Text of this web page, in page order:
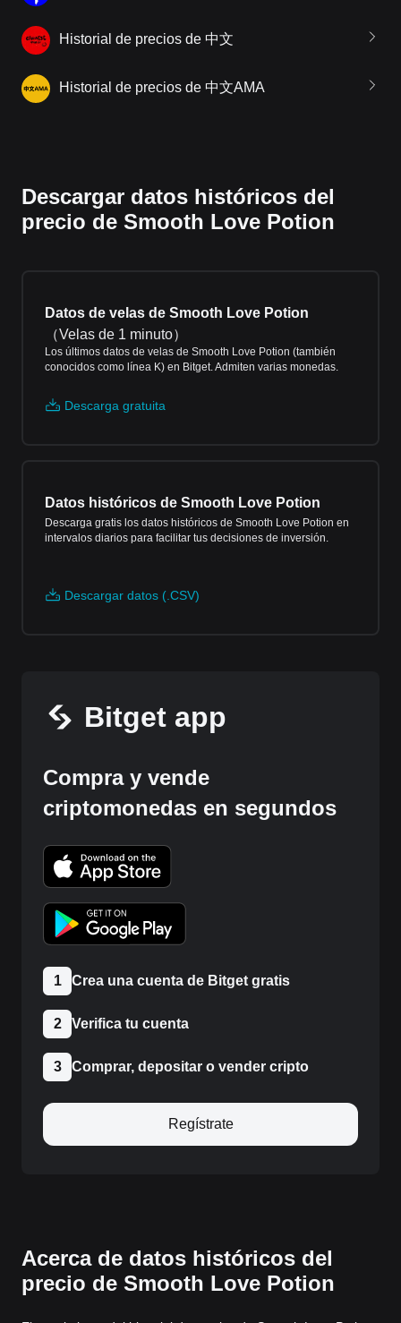
Historial de precios de 中文
Historial de precios de 中文AMA
Descargar datos históricos del
precio de Smooth Love Potion
Datos de velas de Smooth Love Potion
（Velas de 1 minuto）
Los últimos datos de velas de Smooth Love Potion (también
conocidos como línea K) en Bitget. Admiten varias monedas.
Descarga gratuita
Datos históricos de Smooth Love Potion
Descarga gratis los datos históricos de Smooth Love Potion en
intervalos diarios para facilitar tus decisiones de inversión.
Descargar datos (.CSV)
Bitget app
Compra y vende
criptomonedas en segundos
1 Crea una cuenta de Bitget gratis
2 Verifica tu cuenta
3 Comprar, depositar o vender cripto
Regístrate
Acerca de datos históricos del
precio de Smooth Love Potion